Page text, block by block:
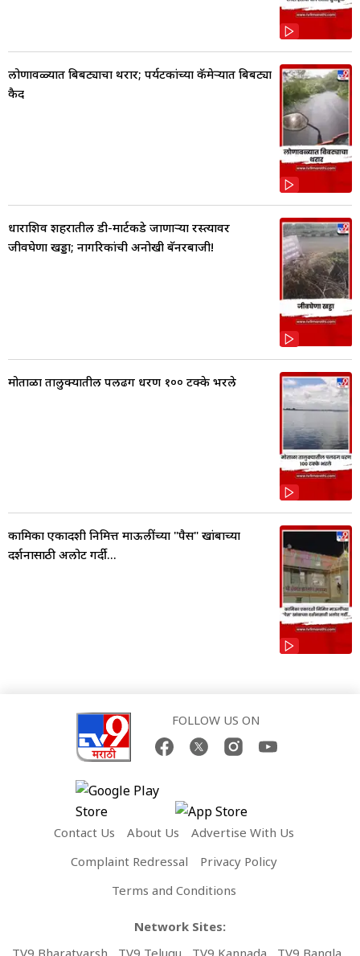
लोणावळ्यात बिबट्याचा थरार; पर्यटकांच्या कॅमेऱ्यात बिबट्या
कैद
धाराशिव शहरातील डी-मार्टकडे जाणाऱ्या रस्त्यावर
जीवघेणा खड्डा; नागरिकांची अनोखी बॅनरबाजी!
मोताळा तालुक्यातील पलढग धरण १०० टक्के भरले
कामिका एकादशी निमित्त माऊलींच्या "पैस" खांबाच्या
दर्शनासाठी अलोट गर्दी...
FOLLOW US ON
Contact Us About Us
Advertise With Us
Complaint Redressal
Privacy Policy
Terms and Conditions
Network Sites:
TV9 Bharatvarsh
TV9 Telugu TV9 Kannada TV9 Bangla